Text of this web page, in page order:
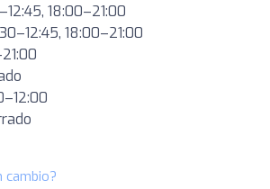
18:00–21:00
18:00–21:00
cambio?